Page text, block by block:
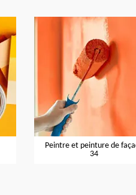
Peintre et peinture de
34